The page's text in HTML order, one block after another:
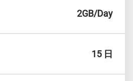
2GB/Day
15 日